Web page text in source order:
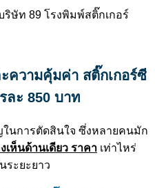
ความคุ้มค่า สติ๊กเกอร์ซี
ละ 850 บาท
นการตัดสินใจ ซึ่งหลายคนมัก
เห็นด้านเดียว ราคา เท่าไหร่
ระยะยาว